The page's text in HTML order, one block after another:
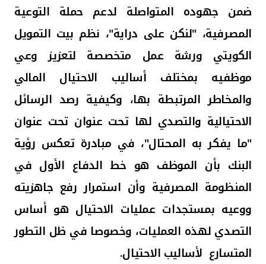
خدمات ما بعد البيع
اتصل بنا
مواقع الفروع وأجهزة الصرف الآلي
ألمانيا
ماليزيا
تركيا
مصر
ضمن جهوده المتواصلة لدعم حملة التوعية
المصرفية، "لنكن على دراية"، نظم بيت التمويل
الكويتي ورشة عمل متخصصة لتعزيزوعي
موظفيه بمختلف أساليب الاحتيال المالي
والمخاطر المرتبطة بها، وكيفية رصد الرسائل
الاحتيالية والتصدي لها تحت عنوان تحت عنوان
"ما يفكر به المحتال"، في مبادرة تعكس رؤية
البنك بأن الموظف هو خط الدفاع الأول في
المنظومة المصرفية وأن استمرار رفع جاهزيته
ووعيه بمستجدات عمليات الاحتيال هو أساس
التصدي لهذه العمليات، وخصوصا في ظل التطور
المتسارع لأساليب الاحتيال.